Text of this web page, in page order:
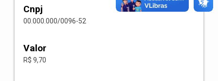
Cnpj
00.000.000/0096-52
Valor
R$ 9,70